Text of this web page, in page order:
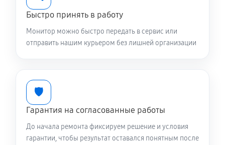
Быстро принять в работу
Монитор можно быстро передать в сервис или
отправить нашим курьером без лишней организации
🛡️
Гарантия на согласованные работы
До начала ремонта фиксируем решение и условия
гарантии, чтобы результат оставался понятным после